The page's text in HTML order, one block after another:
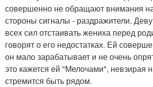
совершенно не обращают внимания
стороны сигналы - раздражители.
всех сил отстаивать жениха перед
говорят о его недостатках. Ей
он мало зарабатывает и не очень
это кажется ей "Мелочами", невзирая
стремится быть рядом.